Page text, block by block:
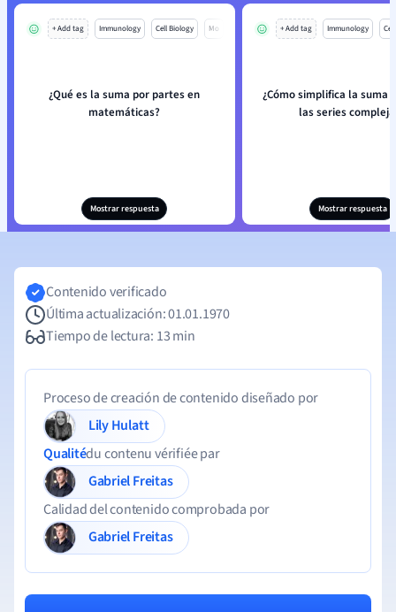
+ Add tag Immunology Cell Biology Mo
¿Qué es la suma por partes en
matemáticas?
Mostrar respuesta
+ Add tag Immunology
¿Cómo simplifica la suma
las series
Mostrar respuesta
Contenido verificado
Última actualización: 01.01.1970
Tiempo de lectura: 13 min
Proceso de creación de contenido diseñado por
Lily Hulatt
Qualitédu contenu vérifiée par
Gabriel Freitas
Calidad del contenido comprobada por
Gabriel Freitas